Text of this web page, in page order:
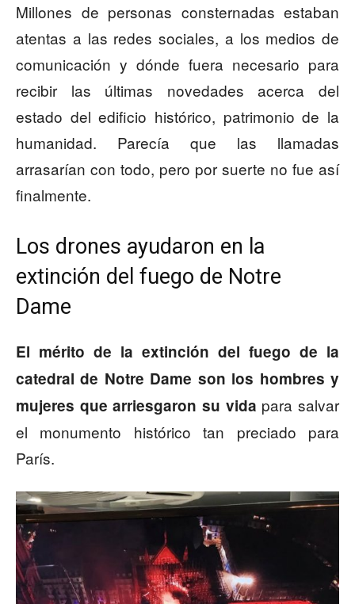
Millones de personas consternadas estaban
atentas a las redes sociales, a los medios de
comunicación y dónde fuera necesario para
recibir las últimas novedades acerca del
estado del edificio histórico, patrimonio de la
humanidad. Parecía que las llamadas
arrasarían con todo, pero por suerte no fue así
finalmente.
Los drones ayudaron en la
extinción del fuego de Notre
Dame
El mérito de la extinción del fuego de la
catedral de Notre Dame son los hombres y
mujeres que arriesgaron su vida para salvar
el monumento histórico tan preciado para
París.